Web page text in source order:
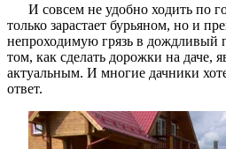
И совсем не удобно ходить по
только зарастает бурьяном, но и
непроходимую грязь в дождливый
том, как сделать дорожки на даче,
актуальным. И многие дачники
ответ.